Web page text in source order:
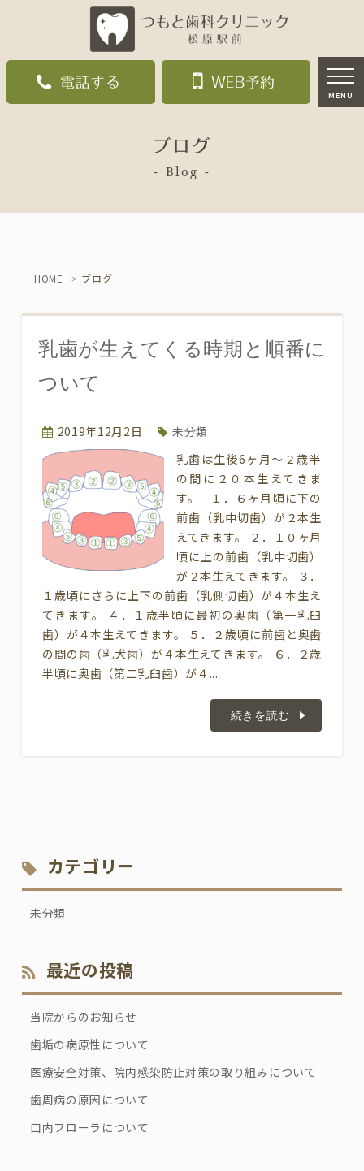
電話する WEB予約
MENU
ブログ
Blog
HOME ブログ
乳歯が生えてくる時期と順番に
ついて
2019年12月2日
未分類
乳歯は生後6ヶ月～２歳半
の間に２０本生えてきま
す。 １．６ヶ月頃に下の
前歯（乳中切歯）が２本生
えてきます。 ２．１０ヶ月
頃に上の前歯（乳中切歯）
が２本生えてきます。 ３．
１歳頃にさらに上下の前歯（乳側切歯）が４本生え
てきます。 ４．１歳半頃に最初の奥歯（第一乳臼
歯）が４本生えてきます。 ５．２歳頃に前歯と奥歯
の間の歯（乳犬歯）が４本生えてきます。 ６．２歳
半頃に奥歯（第二乳臼歯）が４...
続きを読む
カテゴリー
未分類
最近の投稿
当院からのお知らせ
歯垢の病原性について
医療安全対策、院内感染防止対策の取り組みについて
歯周病の原因について
口内フローラについて